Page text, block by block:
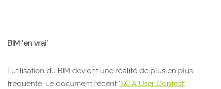
BIM ‘en vrai’
L’utilisation du BIM devient une réalité de plus en plus
fréquente. Le document récent ‘SCIA User Contest’